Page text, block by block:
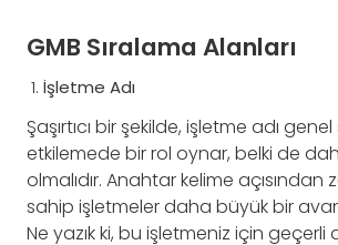
GMB Sıralama Alanları
İşletme Adı
Şaşırtıcı bir şekilde, işletme adı genel
etkilemede bir rol oynar, belki de
olmalıdır. Anahtar kelime açısından
sahip işletmeler daha büyük bir
Ne yazık ki, bu işletmeniz için geçerli